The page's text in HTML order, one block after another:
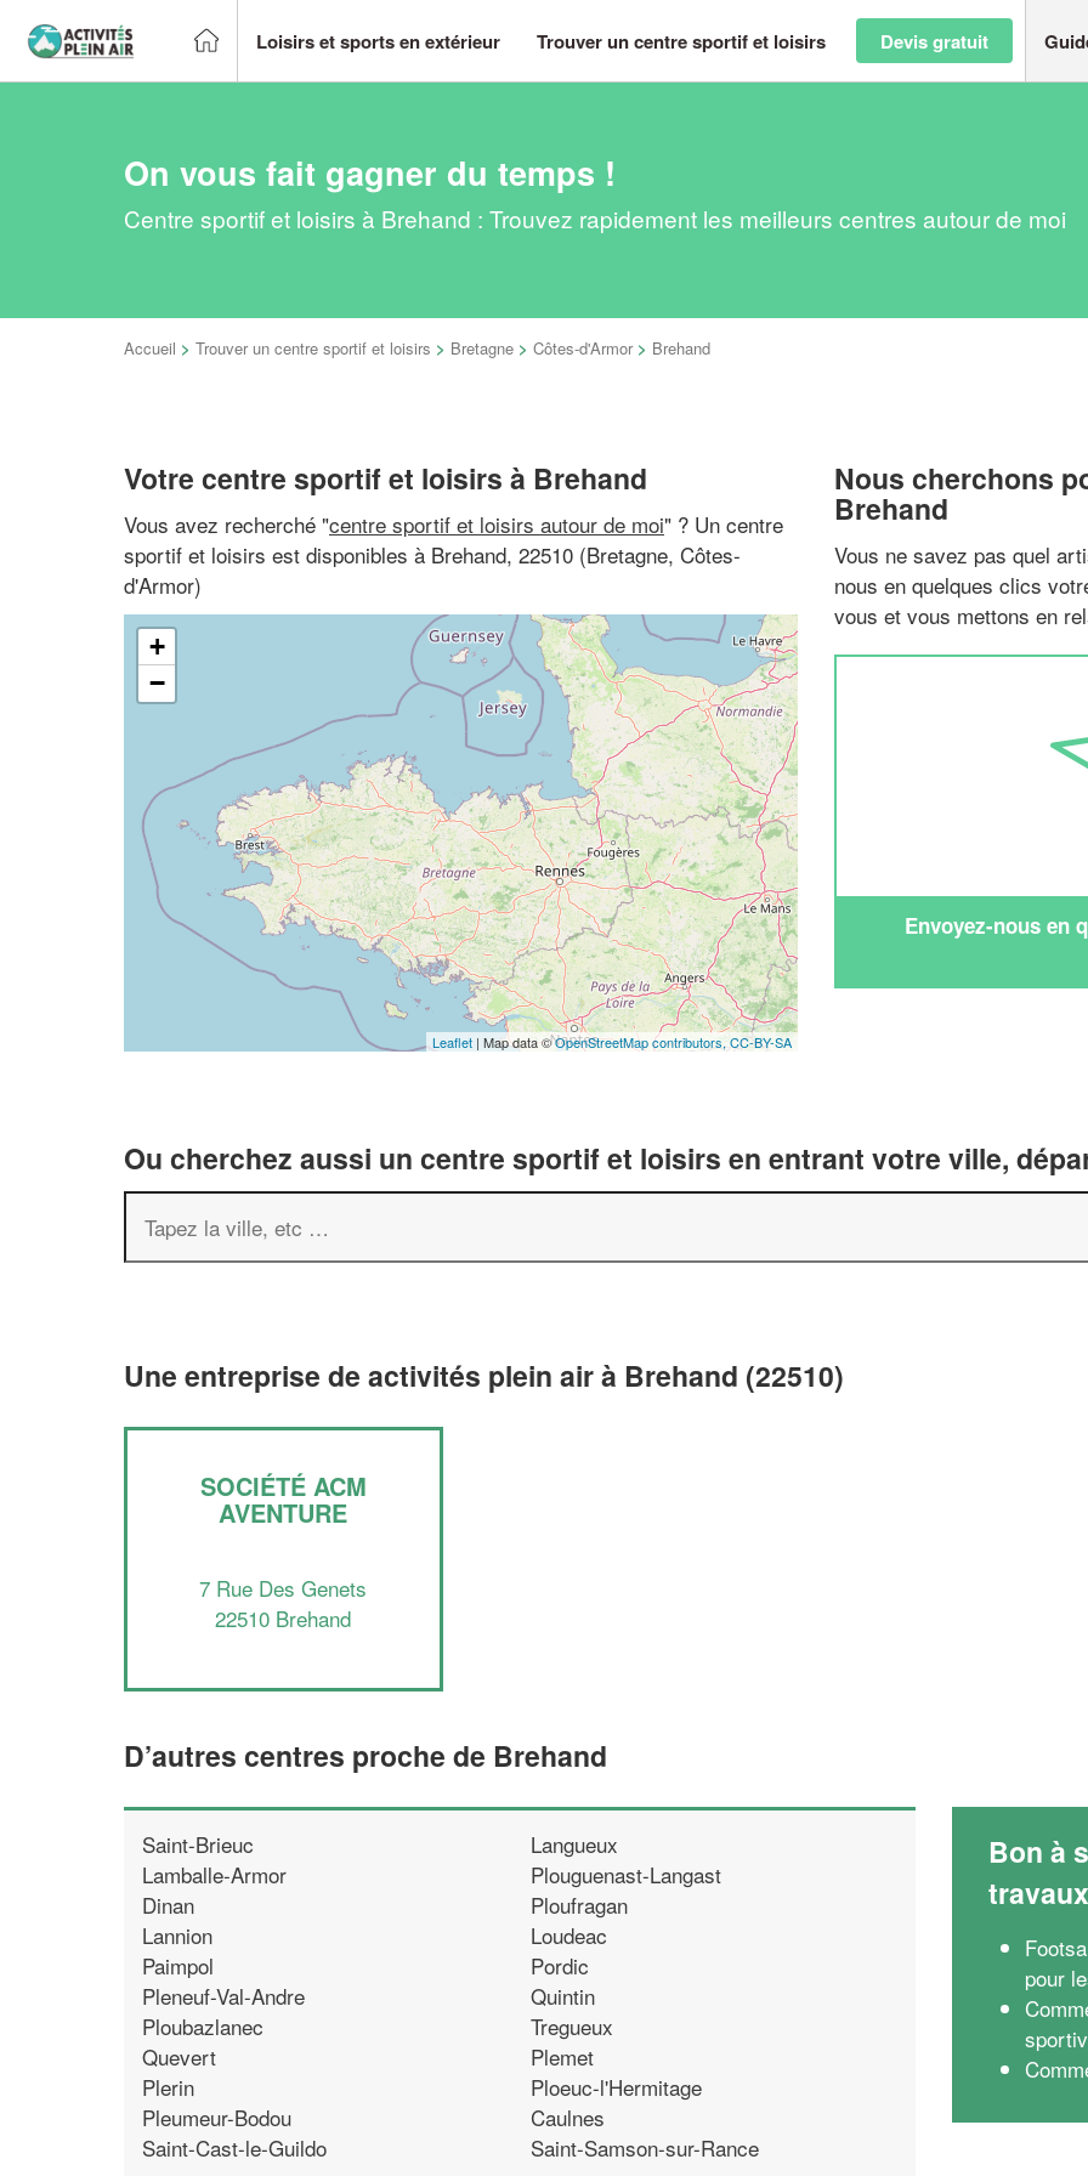
Loisirs et sports en extérieur Trouver un centre sportif et loisirs Devis gratuit
On vous fait gagner du temps !
Centre sportif et loisirs à Brehand : Trouvez rapidement les meilleurs centres autour de moi
Accueil > Trouver un centre sportif et loisirs > Bretagne > Côtes-d'Armor > Brehand
Votre centre sportif et loisirs à Brehand
Vous avez recherché "centre sportif et loisirs autour de moi" ? Un centre
sportif et loisirs est disponibles à Brehand, 22510 (Bretagne, Côtes-
d'Armor)
+
−
Leaflet | Map data ©OpenStreetMap contributors, CC-BY-SA
Nous cherchons
Brehand
Vous ne savez pas quel
nous en quelques clics
vous et vous mettons en
Envoyez-nous en
Ou cherchez aussi un centre sportif et loisirs en entrant votre ville,
Une entreprise de activités plein air à Brehand (22510)
SOCIÉTÉ ACM
AVENTURE
7 Rue Des Genets
22510 Brehand
D’autres centres proche de Brehand
Saint-Brieuc
Lamballe-Armor
Dinan
Lannion
Paimpol
Pleneuf-Val-Andre
Ploubazlanec
Quevert
Plerin
Pleumeur-Bodou
Saint-Cast-le-Guildo
Langueux
Plouguenast-Langast
Ploufragan
Loudeac
Pordic
Quintin
Tregueux
Plemet
Ploeuc-l'Hermitage
Caulnes
Saint-Samson-sur-Rance
Bon à
travaux
pour